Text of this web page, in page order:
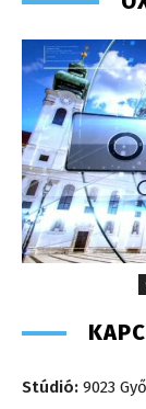
Stúdió: 9023